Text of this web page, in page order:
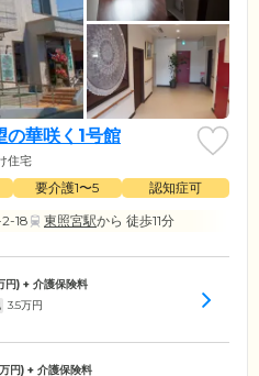
の華咲く1号館
住宅
要介護1〜5
認知症可
18
東照宮駅から 徒歩11分
円) + 介護保険料
3.5万円
万円) + 介護保険料